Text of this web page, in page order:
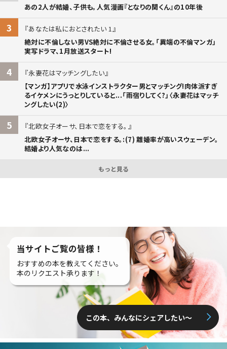
あの2人が結婚、子供も。人気漫画『となりの関くん』の10年後
3
あなたは私におとされたい 1
絶対に不倫しない男VS絶対に不倫させる女。「異端の不倫マンガ」
実写ドラマ、1月放送スタート!
4
永妻花はマッチングしたい
【マンガ】アプリで水泳インストラクター男とマッチング!肉体派すぎ
るイケメンにうっとりしていると...「雨宿りしてく?」〈永妻花はマッチ
ングしたい(2)〉
5
北欧女子オーサ、日本で恋をする。
北欧女子オーサ、日本で恋をする。:(7) 離婚率が高いスウェーデン。
結婚より人気なのは...
もっと見る
当サイトご覧の皆様！
おすすめの本を教えてください。
本のリクエスト承ります！
この本、みんなにシェアしたい〜